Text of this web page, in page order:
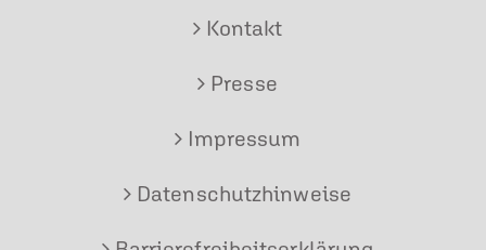
Kontakt
Presse
Impressum
Datenschutzhinweise